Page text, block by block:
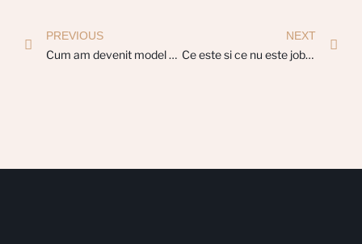
PREVIOUS
Cum am devenit model de Videochat
NEXT
Ce este si ce nu este jobul de model de videochat